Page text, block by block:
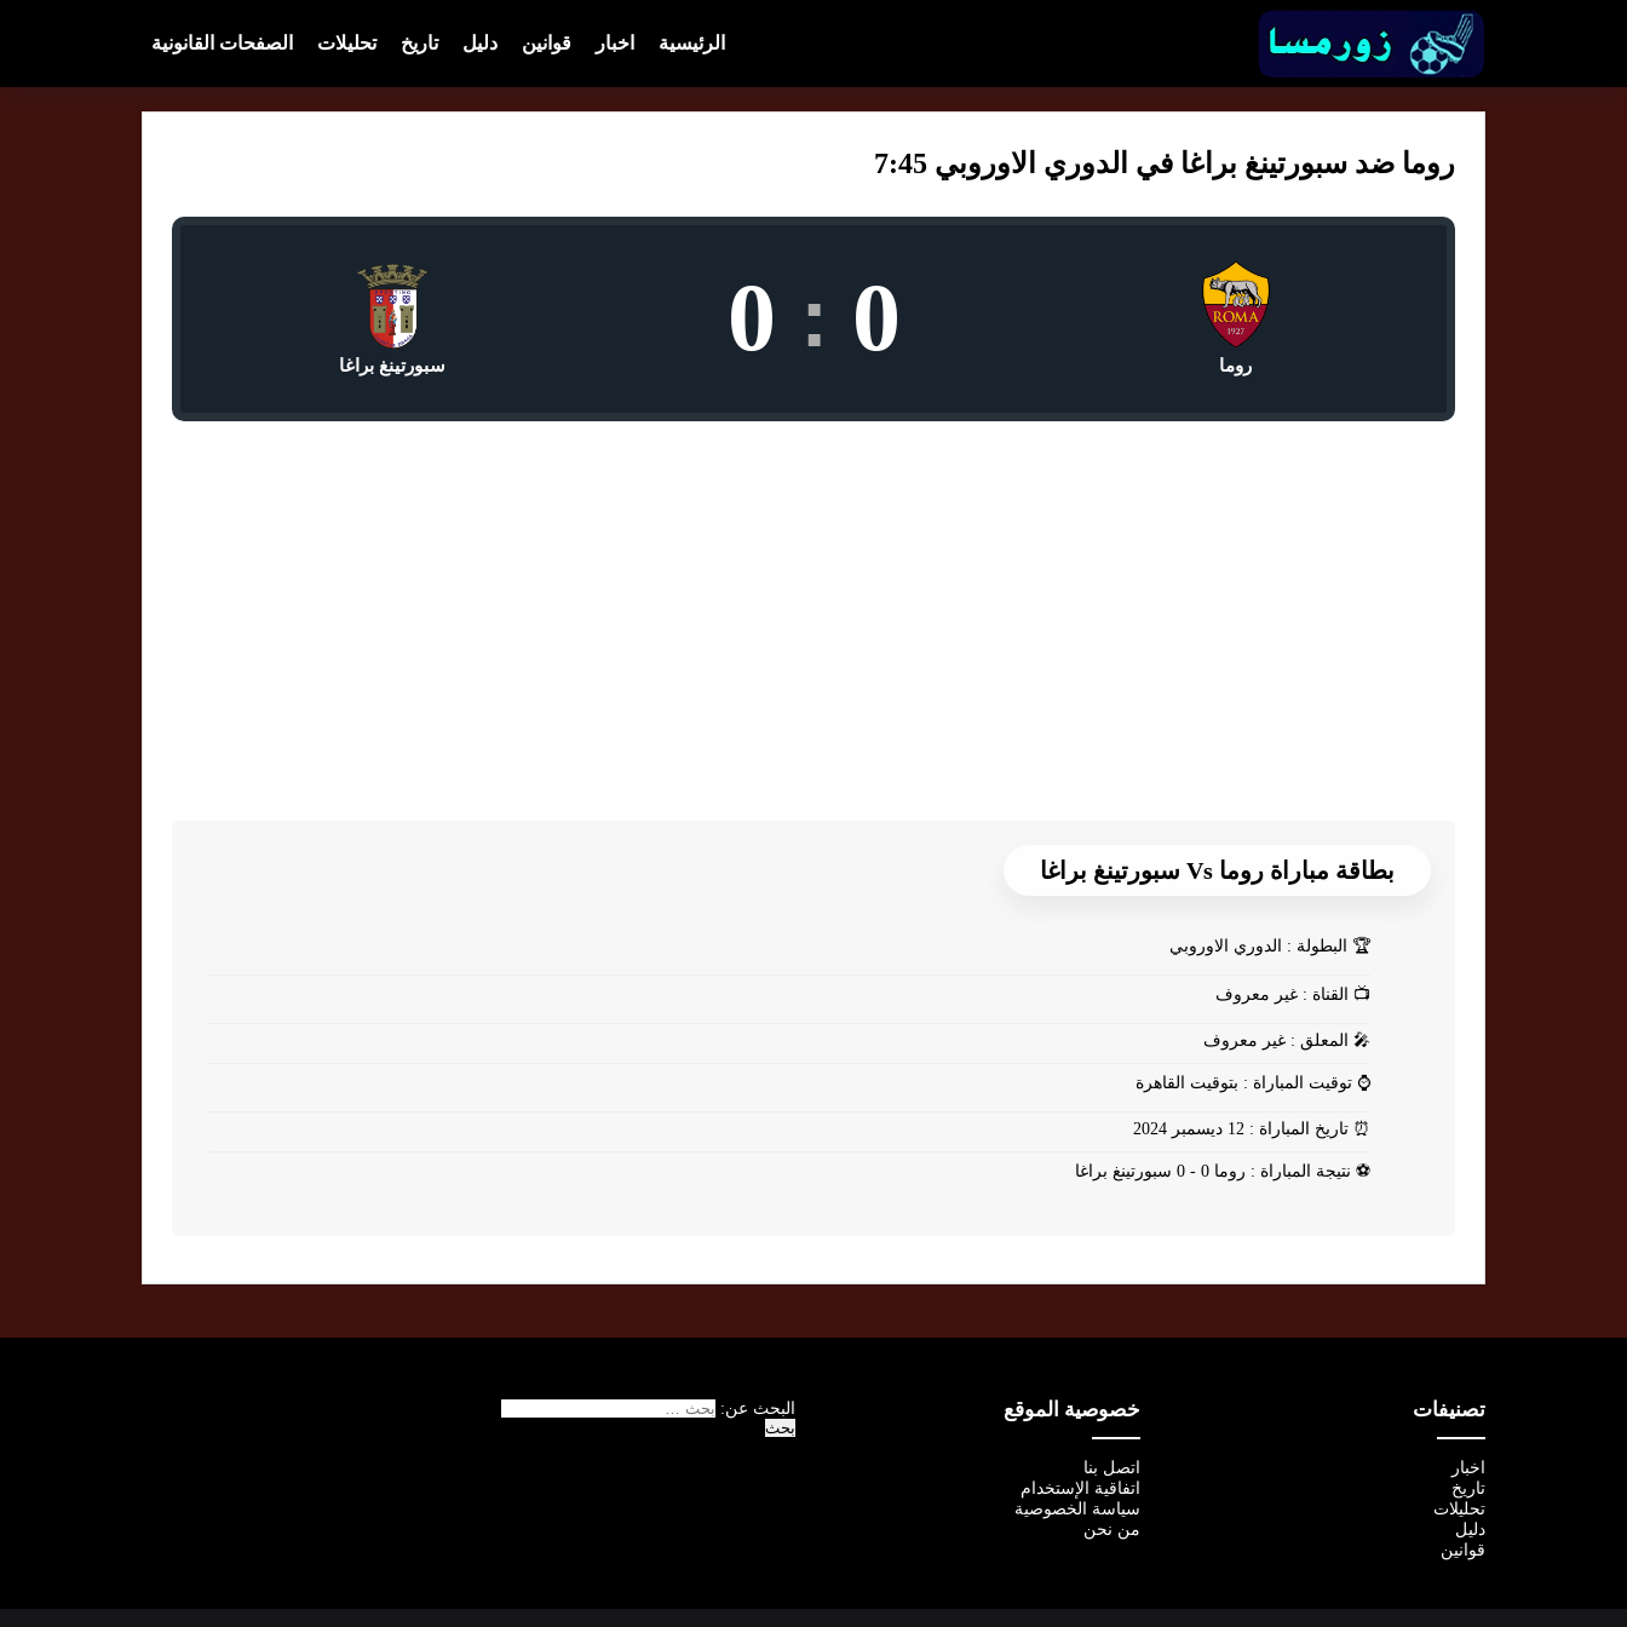
الرئيسية اخبار قوانين دليل تاريخ تحليلات الصفحات القانونية
روما ضد سبورتينغ براغا في الدوري الاوروبي 7:45
روما 0
:
0 سبورتينغ براغا
بطاقة مباراة روما Vs سبورتينغ براغا
🏆 البطولة : الدوري الاوروبي
📺 القناة : غير معروف
🎤 المعلق : غير معروف
⌚ توقيت المباراة : بتوقيت القاهرة
⏰ تاريخ المباراة : 12 ديسمبر 2024
⚽ نتيجة المباراة : روما 0 - 0 سبورتينغ براغا
تصنيفات
اخبار
تاريخ
تحليلات
دليل
قوانين
خصوصية الموقع
اتصل بنا
اتفاقية الإستخدام
سياسة الخصوصية
من نحن
البحث عن: